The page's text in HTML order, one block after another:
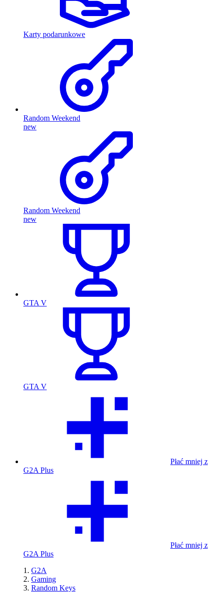
Karty podarunkowe
Random Weekend
new
Random Weekend
new
GTA V
GTA V
Płać mniej z
G2A Plus
Płać mniej z
G2A Plus
G2A
Gaming
Random Keys